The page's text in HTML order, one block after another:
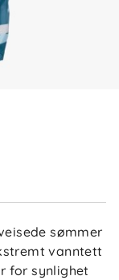
sømmer
vanntett
for synlighet